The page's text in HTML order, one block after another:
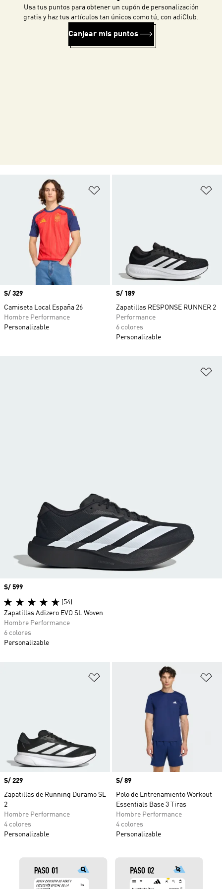
Precio
S/ 329
Camiseta Local España 26
Hombre Performance
Personalizable
Precio
S/ 189
Zapatillas RESPONSE RUNNER 2
Performance
6 colores
Personalizable
Añadir a la lista de deseos
Precio
S/ 229
Zapatillas de Running Duramo SL
2
Hombre Performance
4 colores
Personalizable
Precio
S/ 89
Polo de Entrenamiento Workout
Essentials Base 3 Tiras
Hombre Performance
4 colores
Personalizable
Precio
S/ 599
(54)
Zapatillas Adizero EVO SL Woven
Hombre Performance
6 colores
Personalizable
Usa tus puntos para obtener un cupón de personalización
gratis y haz tus artículos tan únicos como tú, con adiClub.
Canjear mis puntos